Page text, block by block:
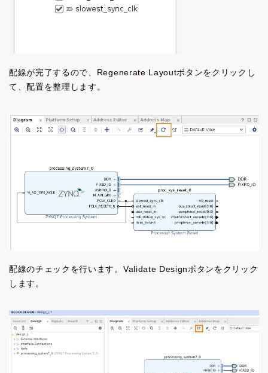
配線が完了するので、Regenerate Layoutボタンをクリックし
て、配置を整理します。
配線のチェックを行います。Validate Designボタンをクリック
します。